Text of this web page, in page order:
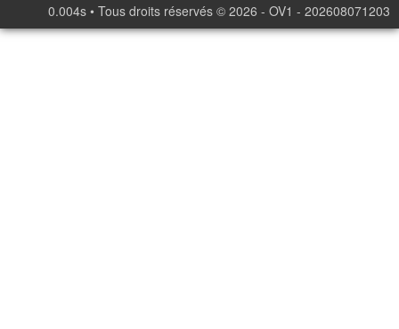
0.004s • Tous droits réservés © 2026 - OV1 - 202608071203